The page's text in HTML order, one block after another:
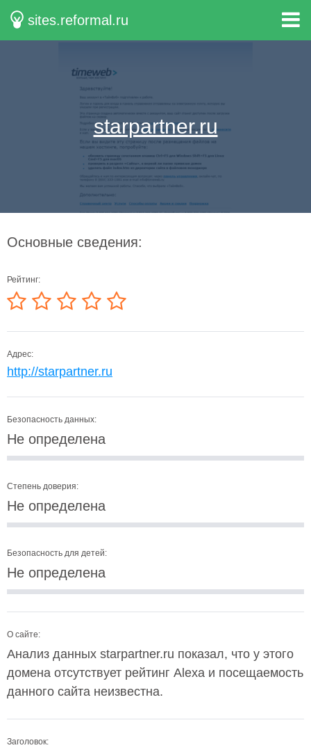
sites.reformal.ru
starpartner.ru
Основные сведения:
Рейтинг:
Адрес:
http://starpartner.ru
Безопасность данных:
Не определена
Степень доверия:
Не определена
Безопасность для детей:
Не определена
О сайте:
Анализ данных starpartner.ru показал, что у этого
домена отсутствует рейтинг Alexa и посещаемость
данного сайта неизвестна.
Заголовок: